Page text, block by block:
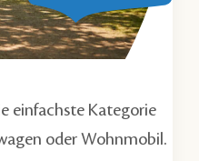
einfachste Kategorie
oder Wohnmobil.